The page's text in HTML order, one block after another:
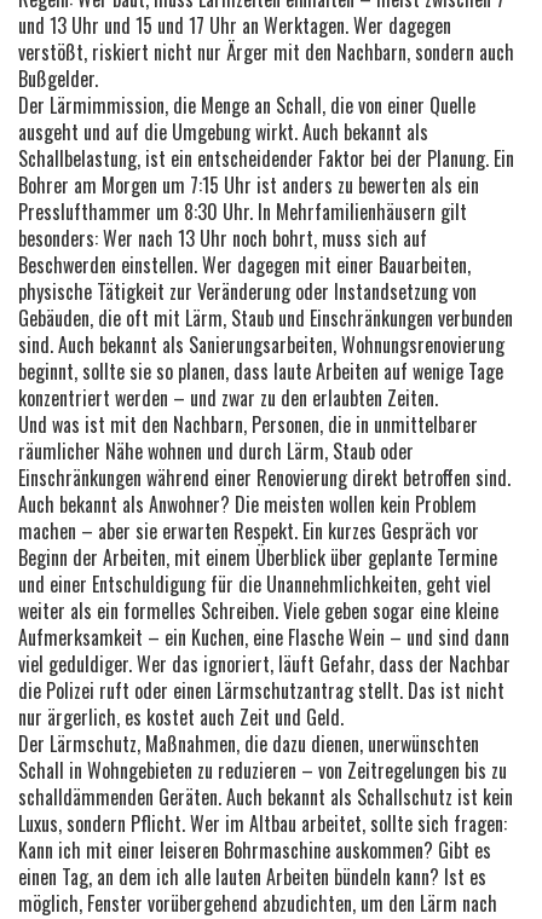
und 13 Uhr und 15 und 17 Uhr an Werktagen. Wer dagegen
verstößt, riskiert nicht nur Ärger mit den Nachbarn, sondern auch
Bußgelder.
Der Lärmimmission, die Menge an Schall, die von einer Quelle
ausgeht und auf die Umgebung wirkt. Auch bekannt als
Schallbelastung, ist ein entscheidender Faktor bei der Planung. Ein
Bohrer am Morgen um 7:15 Uhr ist anders zu bewerten als ein
Presslufthammer um 8:30 Uhr. In Mehrfamilienhäusern gilt
besonders: Wer nach 13 Uhr noch bohrt, muss sich auf
Beschwerden einstellen. Wer dagegen mit einer Bauarbeiten,
physische Tätigkeit zur Veränderung oder Instandsetzung von
Gebäuden, die oft mit Lärm, Staub und Einschränkungen verbunden
sind. Auch bekannt als Sanierungsarbeiten,Wohnungsrenovierung
beginnt, sollte sie so planen, dass laute Arbeiten auf wenige Tage
konzentriert werden – und zwar zu den erlaubten Zeiten.
Und was ist mit den Nachbarn, Personen, die in unmittelbarer
räumlicher Nähe wohnen und durch Lärm, Staub oder
Einschränkungen während einer Renovierung direkt betroffen sind.
Auch bekannt als Anwohner? Die meisten wollen kein Problem
machen – aber sie erwarten Respekt. Ein kurzes Gespräch vor
Beginn der Arbeiten, mit einem Überblick über geplante Termine
und einer Entschuldigung für die Unannehmlichkeiten, geht viel
weiter als ein formelles Schreiben. Viele geben sogar eine kleine
Aufmerksamkeit – ein Kuchen, eine Flasche Wein – und sind dann
viel geduldiger. Wer das ignoriert, läuft Gefahr, dass der Nachbar
die Polizei ruft oder einen Lärmschutzantrag stellt. Das ist nicht
nur ärgerlich, es kostet auch Zeit und Geld.
Der Lärmschutz, Maßnahmen, die dazu dienen, unerwünschten
Schall in Wohngebieten zu reduzieren – von Zeitregelungen bis zu
schalldämmenden Geräten. Auch bekannt als Schallschutz ist kein
Luxus, sondern Pflicht. Wer im Altbau arbeitet, sollte sich fragen:
Kann ich mit einer leiseren Bohrmaschine auskommen? Gibt es
einen Tag, an dem ich alle lauten Arbeiten bündeln kann? Ist es
möglich, Fenster vorübergehend abzudichten, um den Lärm nach